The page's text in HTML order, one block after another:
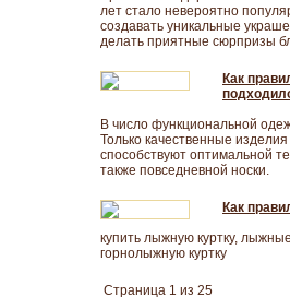
лет стало невероятно
создавать уникальные
делать приятные сюрпризы
Как
В число функциональной
Только качественные
способствуют оптимальной
также повседневной носки.
Как
купить лыжную куртку,
горнолыжную куртку
Страница 1 из 25